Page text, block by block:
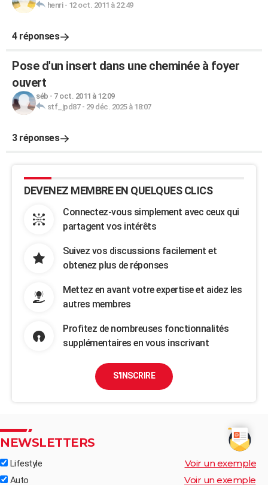
henri- 12 oct. 2011 à 22:49
4 réponses
Pose d'un insert dans une cheminée à foyer
ouvert
séb - 7 oct. 2011 à 12:09
stf_jpd87- 29 déc. 2025 à 18:07
3 réponses
DEVENEZ MEMBRE EN QUELQUES CLICS
Connectez-vous simplement avec ceux qui
partagent vos intérêts
Suivez vos discussions facilement et
obtenez plus de réponses
Mettez en avant votre expertise et aidez les
autres membres
Profitez de nombreuses fonctionnalités
supplémentaires en vous inscrivant
S'INSCRIRE
NEWSLETTERS
Lifestyle Voir un exemple
Auto Voir un exemple